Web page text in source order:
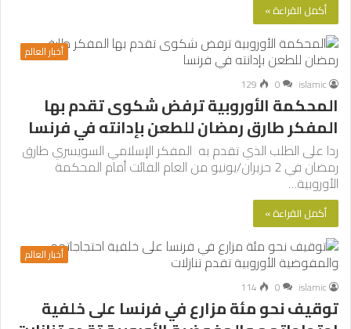
أكمل القراءة »
أخبار العالم
islamic
0
129
المحكمة الأوروبية ترفض شكوى تقدم بها
المفكر طارق رمضان للطعن بإدانته في فرنسا
ردا على الطلب الذي تقدم به المفكر الإسلامي السويسري طارق
رمضان في 2 حزيران/يونيو من العام الفائت أمام المحكمة
الأوروبية…
أكمل القراءة »
أخبار العالم
islamic
0
114
توقيف نحو مئة مزارع في فرنسا على خلفية